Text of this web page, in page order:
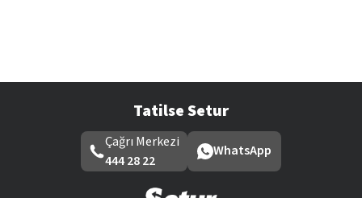
Tatilse Setur
Çağrı Merkezi
444 28 22
WhatsApp